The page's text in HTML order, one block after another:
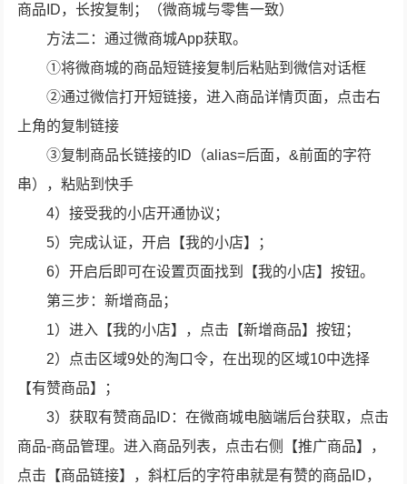
商品ID，长按复制；（微商城与零售一致）
方法二：通过微商城App获取。
①将微商城的商品短链接复制后粘贴到微信对话框
②通过微信打开短链接，进入商品详情页面，点击右
上角的复制链接
③复制商品长链接的ID（alias=后面，&前面的字符
串），粘贴到快手
4）接受我的小店开通协议；
5）完成认证，开启【我的小店】；
6）开启后即可在设置页面找到【我的小店】按钮。
第三步：新增商品；
1）进入【我的小店】，点击【新增商品】按钮；
2）点击区域9处的淘口令，在出现的区域10中选择
【有赞商品】；
3）获取有赞商品ID：在微商城电脑端后台获取，点击
商品-商品管理。进入商品列表，点击右侧【推广商品】，
点击【商品链接】，斜杠后的字符串就是有赞的商品ID，